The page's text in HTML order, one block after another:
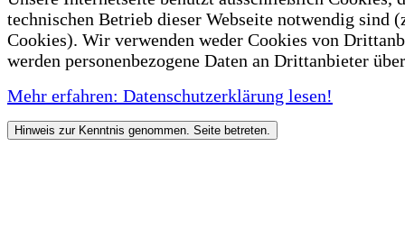
technischen Betrieb dieser Webseite notwendig sind
Cookies). Wir verwenden weder Cookies von
werden personenbezogene Daten an Drittanbieter
Mehr erfahren: Datenschutzerklärung lesen!
Hinweis zur Kenntnis genommen. Seite betreten.